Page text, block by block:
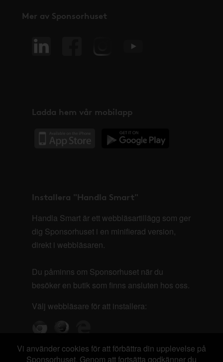
Mer av Sponsorhuset
Ladda hem vår mobilapp
Installera "Handla Smart"
Handla Smart är ett webbläsartillägg som ger
dig Sponsorhuset i en minifierad version,
direkt i webbläsaren.
Du påminns om Sponsorhuset när du
besöker en butik som finns ansluten hos oss.
Välj webbläsare för att installera:
Vi använder cookies för att förbättra din upplevelse på
Sponsorhuset. Genom att fortsätta godkänner du